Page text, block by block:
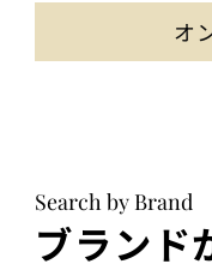
オ
Search by Brand
ブランド